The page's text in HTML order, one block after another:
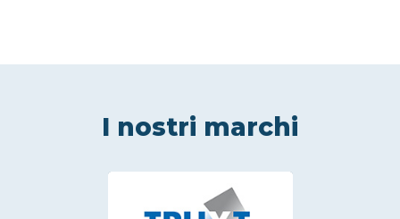
I nostri marchi